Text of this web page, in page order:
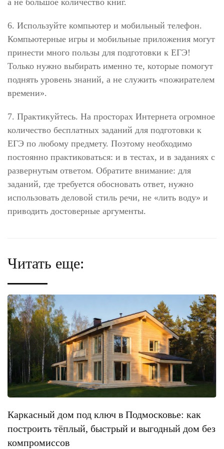
а не большое количество книг.
6. Используйте компьютер и мобильный телефон.
Компьютерные игры и мобильные приложения могут
принести много пользы для подготовки к ЕГЭ!
Только нужно выбирать именно те, которые помогут
поднять уровень знаний, а не служить «пожирателем
времени».
7. Практикуйтесь. На просторах Интернета огромное
количество бесплатных заданий для подготовки к
ЕГЭ по любому предмету. Поэтому необходимо
постоянно практиковаться: и в тестах, и в заданиях с
развернутым ответом. Обратите внимание: для
заданий, где требуется обосновать ответ, нужно
использовать деловой стиль речи, не «лить воду» и
приводить достоверные аргументы.
Читать еще:
Каркасный дом под ключ в Подмосковье: как
построить тёплый, быстрый и выгодный дом без
компромиссов